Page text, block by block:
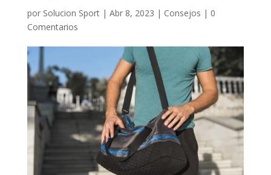
por Solucion Sport| Abr 8, 2023 | Consejos | 0
Comentarios